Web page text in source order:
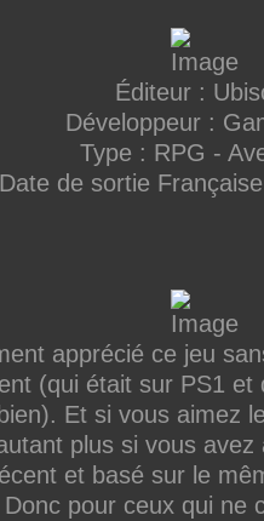
Éditeur :
Développeur :
Type : RPG -
Date de sortie
apprécié ce jeu
(qui était sur PS1
Et si vous aimez
plus si vous avez
et basé sur le
pour ceux qui ne